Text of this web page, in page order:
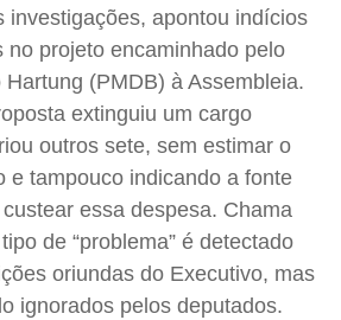
investigações, apontou indícios
no projeto encaminhado pelo
(PMDB) à Assembleia.
extinguiu um cargo
outros sete, sem estimar o
e tampouco indicando a fonte
essa despesa. Chama
de “problema” é detectado
oriundas do Executivo, mas
ignorados pelos deputados.